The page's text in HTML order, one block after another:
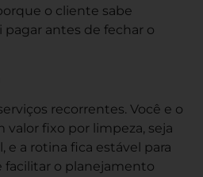
o cliente sabe
antes de fechar o
recorrentes. Você e o
fixo por limpeza, seja
e a rotina fica estável para
facilitar o planejamento